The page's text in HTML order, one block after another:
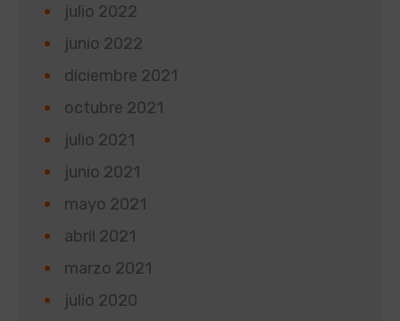
julio 2022
junio 2022
diciembre 2021
octubre 2021
julio 2021
junio 2021
mayo 2021
abril 2021
marzo 2021
julio 2020